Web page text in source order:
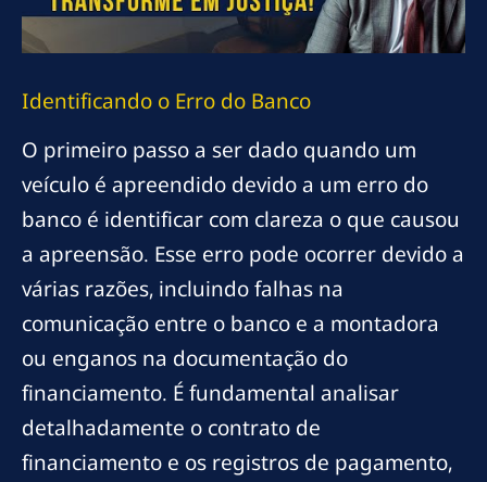
Identificando o Erro do Banco
O primeiro passo a ser dado quando um
veículo é apreendido devido a um erro do
banco é identificar com clareza o que causou
a apreensão. Esse erro pode ocorrer devido a
várias razões, incluindo falhas na
comunicação entre o banco e a montadora
ou enganos na documentação do
financiamento. É fundamental analisar
detalhadamente o contrato de
financiamento e os registros de pagamento,